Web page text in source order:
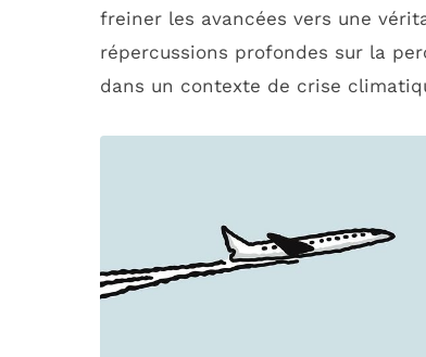
freiner les avancées vers une
répercussions profondes sur la
dans un contexte de crise